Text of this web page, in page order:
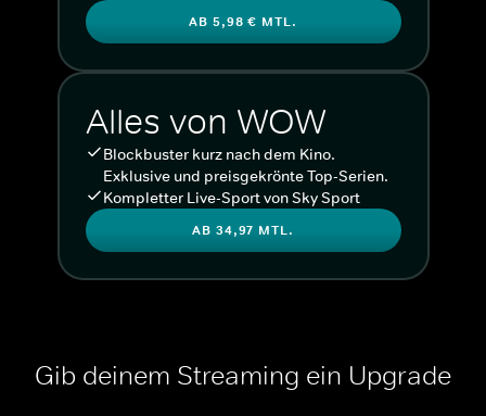
AB 5,98 € MTL.
Alles von WOW
Blockbuster kurz nach dem Kino.
Exklusive und preisgekrönte Top-Serien.
Kompletter Live-Sport von Sky Sport
AB 34,97 MTL.
Gib deinem Streaming ein Upgrade